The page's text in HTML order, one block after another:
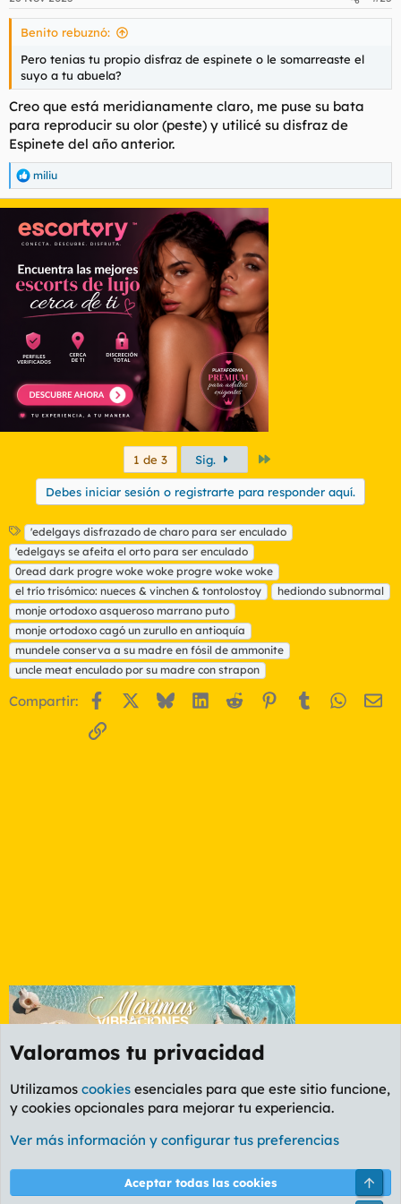
e
s
Benito rebuznó:
Pero tenias tu propio disfraz de espinete o le somarreaste el
suyo a tu abuela?
Creo que está meridianamente claro, me puse su bata
para reproducir su olor (peste) y utilicé su disfraz de
Espinete del año anterior.
R
e
a
c
c
o
n
e
miliu
1 de 3 Sig.
Debes iniciar sesión o registrarte para responder aquí.
E
t
i
q
u
e
t
a
s
'edelgays disfrazado de charo para ser enculado
'edelgays se afeita el orto para ser enculado
0read dark progre woke woke progre woke woke
el trío trisómico: nueces & vinchen & tontolostoy
hediondo subnormal
monje ortodoxo asqueroso marrano puto
monje ortodoxo cagó un zurullo en antioquía
mundele conserva a su madre en fósil de ammonite
uncle meat enculado por su madre con strapon
Compartir: Facebook BlueskyLinkedIn
Reddit Pinterest
Tumblr
Enlace
Foro General
Cookies
PL OLDSTYLE AMARILLO
Términos y reglas Política de privacidad Ayuda
Valoramos tu privacidad
Utilizamos cookies esenciales para que este sitio funcione,
y cookies opcionales para mejorar tu experiencia.
Ver más información y configurar tus preferencias
Aceptar todas las cookies